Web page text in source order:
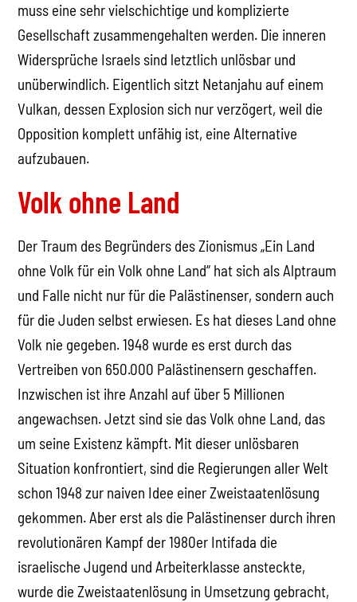
muss eine sehr vielschichtige und komplizierte
Gesellschaft zusammengehalten werden. Die inneren
Widersprüche Israels sind letztlich unlösbar und
unüberwindlich. Eigentlich sitzt Netanjahu auf einem
Vulkan, dessen Explosion sich nur verzögert, weil die
Opposition komplett unfähig ist, eine Alternative
aufzubauen.
Volk ohne Land
Der Traum des Begründers des Zionismus „Ein Land
ohne Volk für ein Volk ohne Land“ hat sich als Alptraum
und Falle nicht nur für die Palästinenser, sondern auch
für die Juden selbst erwiesen. Es hat dieses Land ohne
Volk nie gegeben. 1948 wurde es erst durch das
Vertreiben von 650.000 Palästinensern geschaffen.
Inzwischen ist ihre Anzahl auf über 5 Millionen
angewachsen. Jetzt sind sie das Volk ohne Land, das
um seine Existenz kämpft. Mit dieser unlösbaren
Situation konfrontiert, sind die Regierungen aller Welt
schon 1948 zur naiven Idee einer Zweistaatenlösung
gekommen. Aber erst als die Palästinenser durch ihren
revolutionären Kampf der 1980er Intifada die
israelische Jugend und Arbeiterklasse ansteckte,
wurde die Zweistaatenlösung in Umsetzung gebracht,